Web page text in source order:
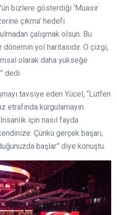
bizlere gösterdiği ‘Muasır
çıkma’ hedefi
çalışmak olsun. Bu
yol haritasıdır. O çizgi,
olarak daha yükseğe
dedi.
tavsiye eden Yücel, “Lütfen
etrafında kurgulamayın.
için nasıl fayda
Çünkü gerçek başarı,
başlar” diye konuştu.